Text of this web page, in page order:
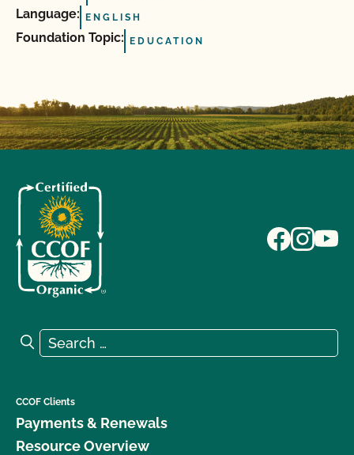
Language: ENGLISH
Foundation Topic: EDUCATION
Search for:
Search
CCOF Clients
Payments & Renewals
Resource Overview